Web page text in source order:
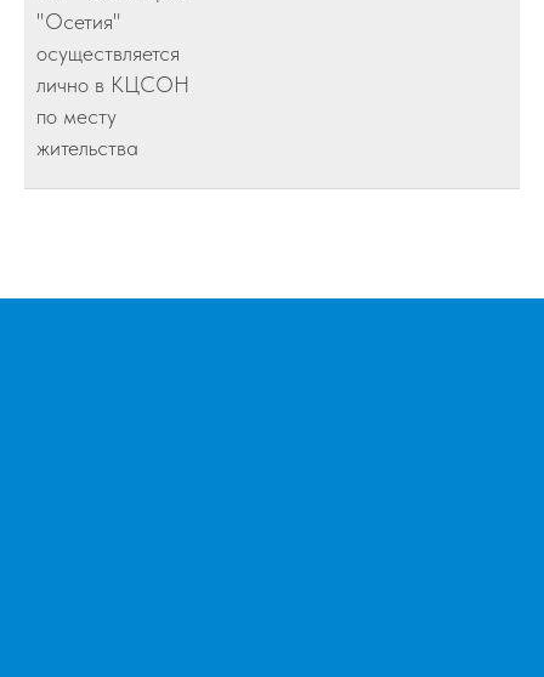
"Осетия"
осуществляется
лично в КЦСОН
по месту
жительства